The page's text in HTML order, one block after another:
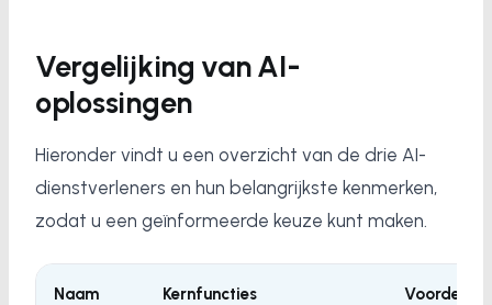
Vergelijking van AI-
oplossingen
Hieronder vindt u een overzicht van de drie AI-
dienstverleners en hun belangrijkste kenmerken,
zodat u een geïnformeerde keuze kunt maken.
Naam Kernfuncties Voordelen